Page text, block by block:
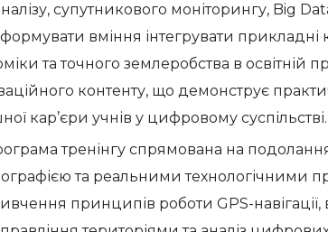
супутникового моніторингу, Big
вміння інтегрувати прикладні
та точного землеробства в освітній
контенту, що демонструє
кар’єри учнів у цифровому суспільстві.
тренінгу спрямована на
та реальними технологічними
принципів роботи GPS-